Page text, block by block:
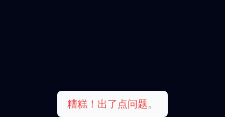
糟糕！出了点问题。